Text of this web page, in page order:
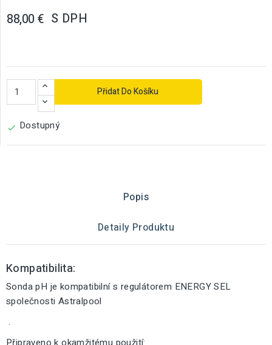
88,00 € S DPH
Přidat Do Košíku
 Dostupný
Popis
Detaily Produktu
Kompatibilita:
Sonda pH je kompatibilní s regulátorem ENERGY SEL
společnosti Astralpool
.